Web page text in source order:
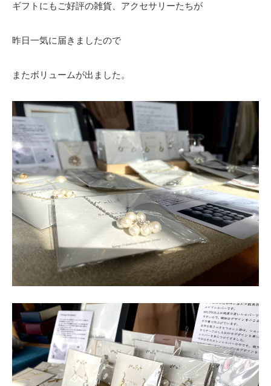
ギフトにもご好評の雑貨、アクセサリーたちが
昨日一気に届きましたので
またボリュームが出ました。